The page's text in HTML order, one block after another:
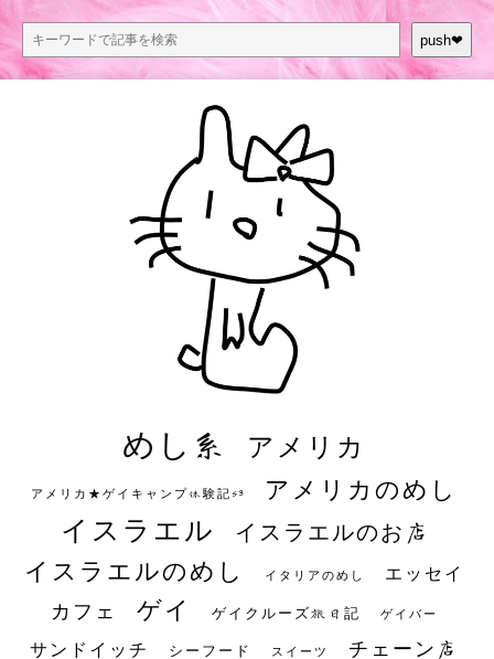
push❤︎
めし系 アメリカ
アメリカ★ゲイキャンプ体験記S3 アメリカのめし
イスラエル イスラエルのお店
イスラエルのめし イタリアのめし エッセイ
カフェ ゲイ ゲイクルーズ旅日記 ゲイバー
サンドイッチ シーフード スイーツ チェーン店